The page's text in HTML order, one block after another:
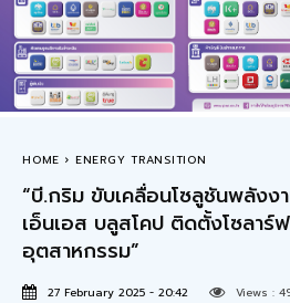
HOME ENERGY TRANSITION
“บี.กริม ขับเคลื่อนโซลูชันพลังง
เอ็นเอส บลูสโคป ติดตั้งโซลาร์
อุตสาหกรรม”
27 February 2025 - 20:42 Views :